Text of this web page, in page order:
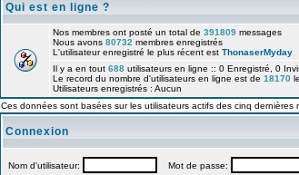
Qui est en ligne ?
Nos membres ont posté un total de 391809 messages
Nous avons 80732 membres enregistrés
L'utilisateur enregistré le plus récent est ThonaserMyday
Il y a en tout 688 utilisateurs en ligne :: 0 Enregistré, 0
Le record du nombre d'utilisateurs en ligne est de 18170
Utilisateurs enregistrés : Aucun
Ces données sont basées sur les utilisateurs actifs des cinq dernières
Connexion
Nom d'utilisateur: Mot de passe: